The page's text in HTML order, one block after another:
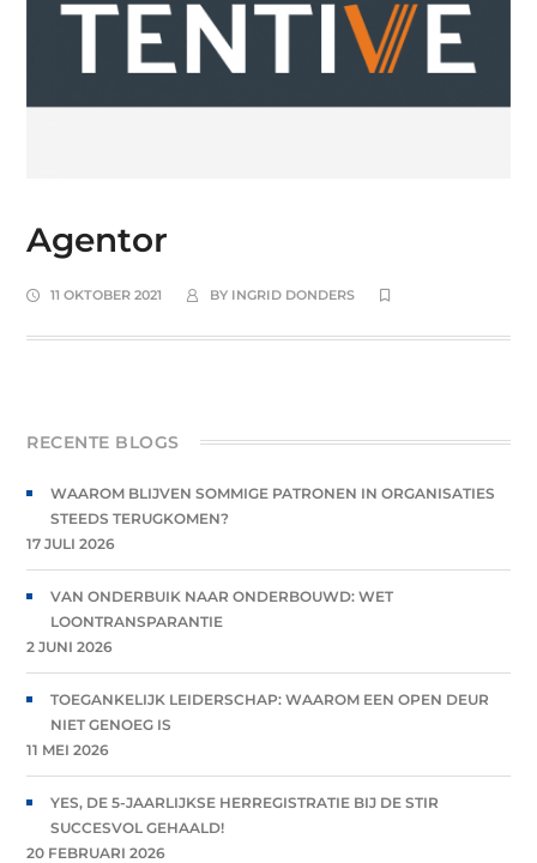
Agentor
11 OKTOBER 2021 BY INGRID DONDERS
RECENTE BLOGS
WAAROM BLIJVEN SOMMIGE PATRONEN IN ORGANISATIES
STEEDS TERUGKOMEN?
17 JULI 2026
VAN ONDERBUIK NAAR ONDERBOUWD: WET
LOONTRANSPARANTIE
2 JUNI 2026
TOEGANKELIJK LEIDERSCHAP: WAAROM EEN OPEN DEUR
NIET GENOEG IS
11 MEI 2026
YES, DE 5-JAARLIJKSE HERREGISTRATIE BIJ DE STIR
SUCCESVOL GEHAALD!
20 FEBRUARI 2026